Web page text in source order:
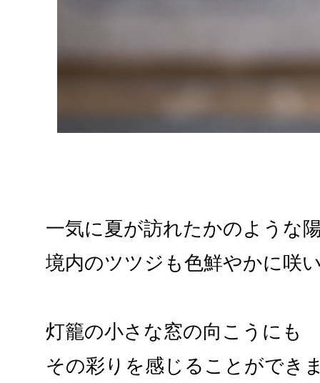
一気に夏が訪れたかのような
境内のツツジも色鮮やかに咲
灯籠の小さな窓の向こうにも
その彩りを感じることができ